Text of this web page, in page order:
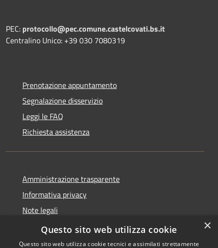
PEC: protocollo@pec.comune.castelcovati.bs.it
Centralino Unico: +39 030 7080319
Prenotazione appuntamento
Segnalazione disservizio
Leggi le FAQ
Richiesta assistenza
Amministrazione trasparente
Informativa privacy
Note legali
Dichiarazione di accessibilità
×
Questo sito web utilizza cookie
Questo sito web utilizza cookie tecnici e assimilati strettamente